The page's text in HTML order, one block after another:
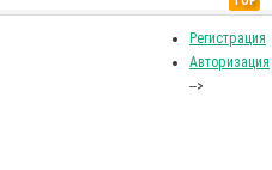
Регистрация
Авторизация
-->